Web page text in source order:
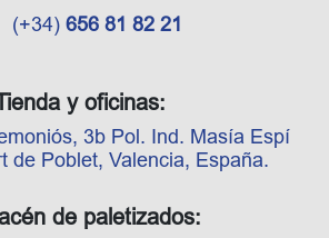
y oficinas:
3b Pol. Ind. Masía Espí
de Poblet, Valencia, España.
de paletizados:
(+34) 656 81 82 21